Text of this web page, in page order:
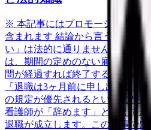
※ 本記事にはプロモーション（
含まれます 結論から言うと、「
い」は法的に通りません。日本
は、期間の定めのない雇用契約
間が経過すれば終了すると定め
「退職は3ヶ月前に申し出ること
の規定が優先されるというのが判
看護師が「辞めます」と伝えて
退職が成立します。この記事で